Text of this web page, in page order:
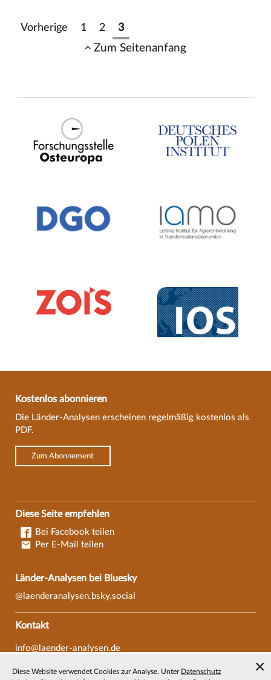
Vorherige 1 2 3
Zum Seitenanfang
Kostenlos abonnieren
Die Länder-Analysen erscheinen regelmäßig kostenlos als
PDF.
Zum Abonnement
Diese Seite empfehlen
Bei Facebook teilen
Per E-Mail teilen
Länder-Analysen bei Bluesky
@laenderanalysen.bsky.social
Kontakt
info@laender-analysen.de
Diese Website verwendet Cookies zur Analyse. Unter Datenschutz